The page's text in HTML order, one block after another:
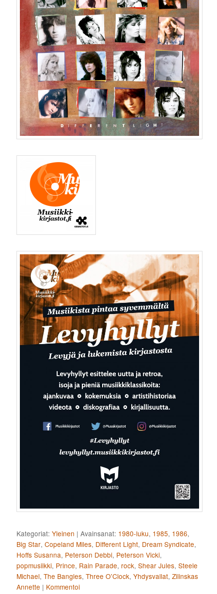
Kategoriat: Yleinen |Avainsanat: 1980-luku, 1985, 1986,
Big Star,Copeland Miles, Different Light, Dream Syndicate,
Hoffs Susanna, Peterson Debbi, Peterson Vicki,
popmusiikki, Prince, Rain Parade, rock,Shear Jules,Steele
Michael,The Bangles,Three O'Clock,Yhdysvallat,Zilinskas
Annette | Kommentoi